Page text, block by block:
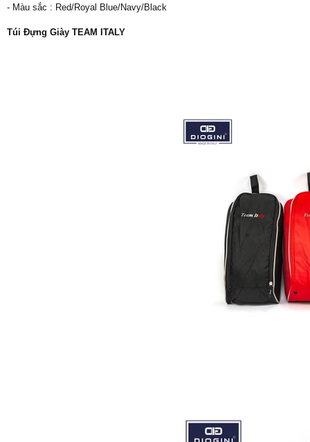
- Màu sắc : Red/Royal Blue/Navy/Black
Túi Đựng Giày TEAM ITALY